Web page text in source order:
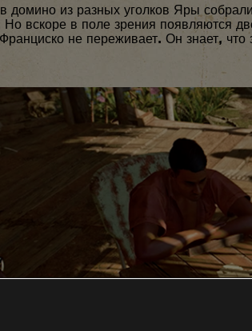
домино из разных уголков Яры
Но вскоре в поле зрения появляются
не переживает. Он знает,